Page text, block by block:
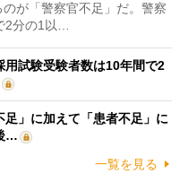
が「警察官不足」だ。警察
2分の1以…
用試験受験者数は10年間で2
足」に加えて「患者不足」に
…
一覧を見る